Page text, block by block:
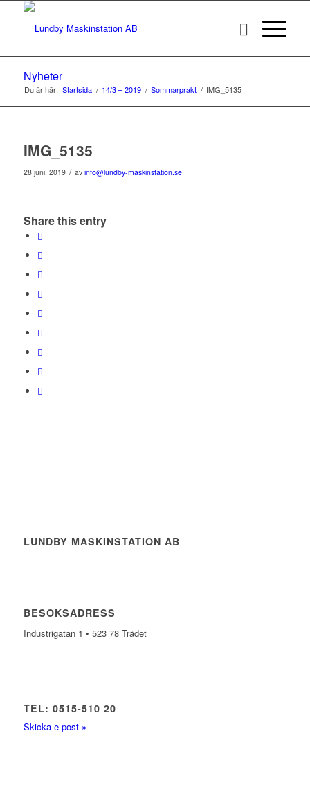
Nyheter
Du är här: Startsida / 14/3 – 2019 / Sommarprakt / IMG_5135
IMG_5135
28 juni, 2019 / av info@lundby-maskinstation.se
Share this entry
LUNDBY MASKINSTATION AB
BESÖKSADRESS
Industrigatan 1 • 523 78 Trädet
TEL: 0515-510 20
Skicka e-post »